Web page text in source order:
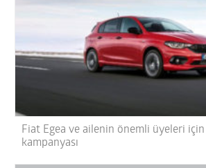
Fiat Egea ve ailenin önemli üyeleri
kampanyası